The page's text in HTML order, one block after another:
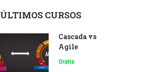
ÚLTIMOS CURSOS
Cascada vs
Agile
Gratis